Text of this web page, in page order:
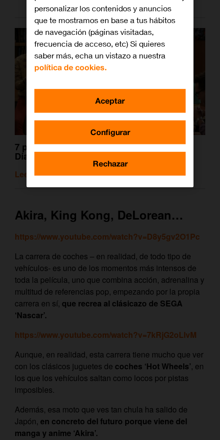
7 películas y series para sacar pecho en el
Día del Orgullo Friki
Leer artículo relacionado
Akira, King Kong, DeLorean…
https://www.youtube.com/watch?v=D8y5gv2O1Pc
La carrera de coches – en realidad, de todo tipo de
vehículos- es uno de los momentos más intensos de
toda la película, uno que combina acción, adrenalina y
multitud de referencias pop, empezando por la propia
carrera en sí, que recrea al clásicazo de SEGA
‘Nascar’.
https://www.youtube.com/watch?v=7kRjG2oLlvM
Aunque, en realidad, esta carrera tiene mucho que ver
con los clásicos juguetes de coches ‘Hot Wheels’, en
los que los vehículos saltan como locos por pistas
imposibles.
Además, esa moto que ves tan chula ha salido de
Japón, en concreto del futuro porque viene del
manga y anime ‘Akira’.
personalizar los contenidos y anuncios
que te mostramos en base a tus hábitos
de navegación (páginas visitadas,
frecuencia de acceso, etc) Si quieres
saber más, echa un vistazo a nuestra
política de cookies.
Configurar
Rechazar
Aceptar